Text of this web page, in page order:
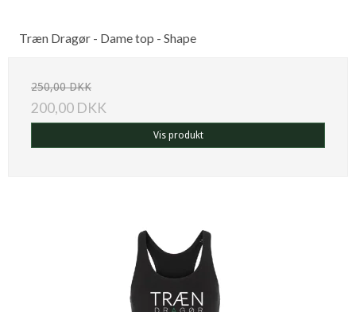
Træn Dragør - Dame top - Shape
250,00 DKK
200,00 DKK
Vis produkt